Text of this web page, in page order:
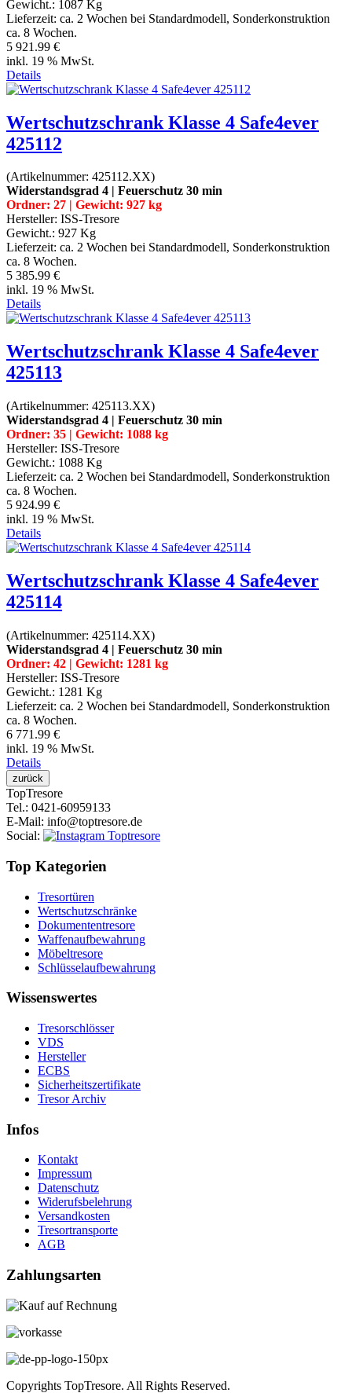
Gewicht.: 1087 Kg
Lieferzeit: ca. 2 Wochen bei Standardmodell, Sonderkonstruktion
ca. 8 Wochen.
5 921.99 €
inkl. 19 % MwSt.
Details
Wertschutzschrank Klasse 4 Safe4ever
425112
(Artikelnummer: 425112.XX)
Widerstandsgrad 4 | Feuerschutz 30 min
Ordner: 27 | Gewicht: 927 kg
Hersteller: ISS-Tresore
Gewicht.: 927 Kg
Lieferzeit: ca. 2 Wochen bei Standardmodell, Sonderkonstruktion
ca. 8 Wochen.
5 385.99 €
inkl. 19 % MwSt.
Details
Wertschutzschrank Klasse 4 Safe4ever
425113
(Artikelnummer: 425113.XX)
Widerstandsgrad 4 | Feuerschutz 30 min
Ordner: 35 | Gewicht: 1088 kg
Hersteller: ISS-Tresore
Gewicht.: 1088 Kg
Lieferzeit: ca. 2 Wochen bei Standardmodell, Sonderkonstruktion
ca. 8 Wochen.
5 924.99 €
inkl. 19 % MwSt.
Details
Wertschutzschrank Klasse 4 Safe4ever
425114
(Artikelnummer: 425114.XX)
Widerstandsgrad 4 | Feuerschutz 30 min
Ordner: 42 | Gewicht: 1281 kg
Hersteller: ISS-Tresore
Gewicht.: 1281 Kg
Lieferzeit: ca. 2 Wochen bei Standardmodell, Sonderkonstruktion
ca. 8 Wochen.
6 771.99 €
inkl. 19 % MwSt.
Details
TopTresore
Tel.: 0421-60959133
E-Mail: info@toptresore.de
Social:
Top Kategorien
Tresortüren
Wertschutzschränke
Dokumententresore
Waffenaufbewahrung
Möbeltresore
Schlüsselaufbewahrung
Wissenswertes
Tresorschlösser
VDS
Hersteller
ECBS
Sicherheitszertifikate
Tresor Archiv
Infos
Kontakt
Impressum
Datenschutz
Widerufsbelehrung
Versandkosten
Tresortransporte
AGB
Zahlungsarten
Copyrights TopTresore. All Rights Reserved.